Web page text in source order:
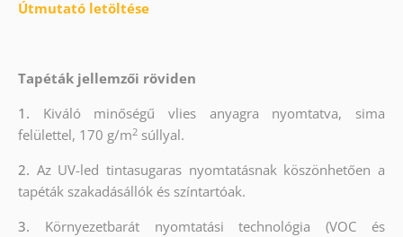
Útmutató letöltése
Tapéták jellemzői röviden
1. Kiváló minőségű vlies anyagra nyomtatva, sima
felülettel, 170 g/m2súllyal.
2. Az UV-led tintasugaras nyomtatásnak köszönhetően a
tapéták szakadásállók és színtartóak.
3. Környezetbarát nyomtatási technológia (VOC és